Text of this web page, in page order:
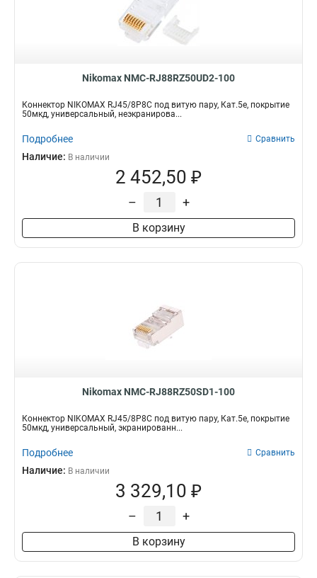
Nikomax NMC-RJ88RZ50UD2-100
Коннектор NIKOMAX RJ45/8P8C под витую пару, Кат.5е, покрытие
50мкд, универсальный, неэкранирова...
Подробнее Сравнить
Наличие: В наличии
2 452,50 ₽
– +
В корзину
Nikomax NMC-RJ88RZ50SD1-100
Коннектор NIKOMAX RJ45/8P8C под витую пару, Кат.5е, покрытие
50мкд, универсальный, экранированн...
Подробнее Сравнить
Наличие: В наличии
3 329,10 ₽
– +
В корзину